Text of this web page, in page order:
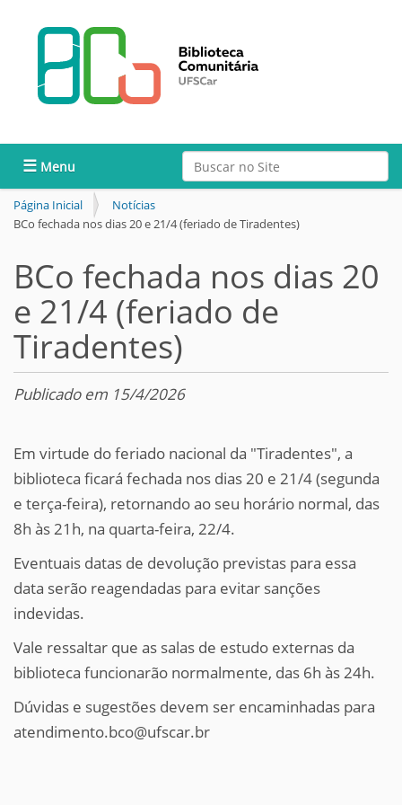
Busca
Busca Avançada…
Toggle navigation
Página Inicial
Notícias
BCo fechada nos dias 20 e 21/4 (feriado de Tiradentes)
BCo fechada nos dias 20
e 21/4 (feriado de
Tiradentes)
Publicado em 15/4/2026
Em virtude do feriado nacional da "Tiradentes", a
biblioteca ficará fechada nos dias 20 e 21/4 (segunda
e terça-feira), retornando ao seu horário normal, das
8h às 21h, na quarta-feira, 22/4.
Eventuais datas de devolução previstas para essa
data serão reagendadas para evitar sanções
indevidas.
Vale ressaltar que as salas de estudo externas da
biblioteca funcionarão normalmente, das 6h às 24h.
Dúvidas e sugestões devem ser encaminhadas para
atendimento.bco@ufscar.br